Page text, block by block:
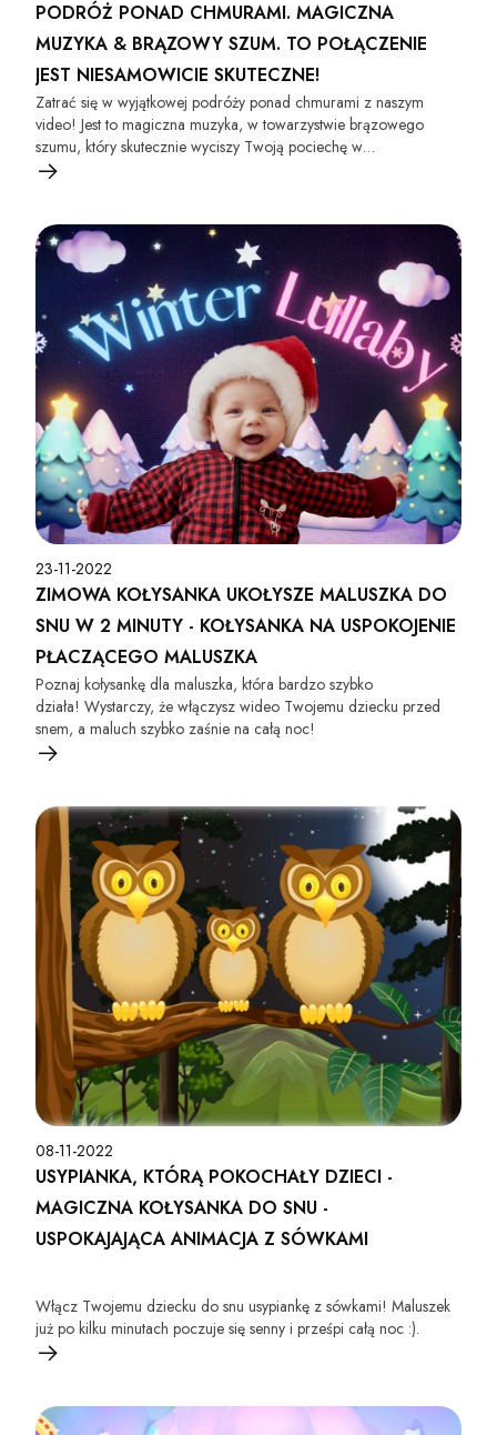
PODRÓŻ PONAD CHMURAMI. MAGICZNA
MUZYKA & BRĄZOWY SZUM. TO POŁĄCZENIE
JEST NIESAMOWICIE SKUTECZNE!
Zatrać się w wyjątkowej podróży ponad chmurami z naszym
video! Jest to magiczna muzyka, w towarzystwie brązowego
szumu, który skutecznie wyciszy Twoją pociechę w
niewiarygodnie krótkim czasie. Przekonaj się jak to połączenie jest
23-11-2022
ZIMOWA KOŁYSANKA UKOŁYSZE MALUSZKA DO
SNU W 2 MINUTY - KOŁYSANKA NA USPOKOJENIE
PŁACZĄCEGO MALUSZKA
Poznaj kołysankę dla maluszka, która bardzo szybko
działa! Wystarczy, że włączysz wideo Twojemu dziecku przed
snem, a maluch szybko zaśnie na całą noc!
08-11-2022
USYPIANKA, KTÓRĄ POKOCHAŁY DZIECI -
MAGICZNA KOŁYSANKA DO SNU -
USPOKAJAJĄCA ANIMACJA Z SÓWKAMI
Włącz Twojemu dziecku do snu usypiankę z sówkami! Maluszek
już po kilku minutach poczuje się senny i prześpi całą noc :).